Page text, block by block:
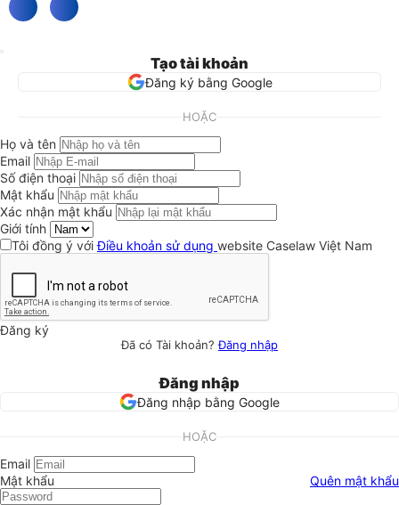
Tạo tài khoản
Đăng ký bằng Google
HOẶC
Họ và tên
Email
Số điện thoại
Mật khẩu
Xác nhận mật khẩu
Giới tính
Tôi đồng ý vớiĐiều khoản sử dụng website Caselaw Việt Nam
Đăng ký
Đã có Tài khoản?Đăng nhập
Đăng nhập
Đăng nhập bằng Google
HOẶC
Email
Mật khẩu
Quên mật khẩu